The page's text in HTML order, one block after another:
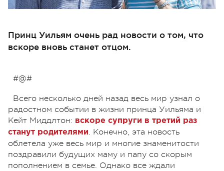
Принц Уильям очень рад новости о том, что
вскоре вновь станет отцом.
#@#
Всего несколько дней назад весь мир узнал о
радостном событии в жизни принца Уильяма и
Кейт Миддлтон: вскоре супруги в третий раз
станут родителями. Конечно, эта новость
облетела уже весь мир и многие знаменитости
поздравили будущих маму и папу со скорым
пополнением в семье. Однако все ждали